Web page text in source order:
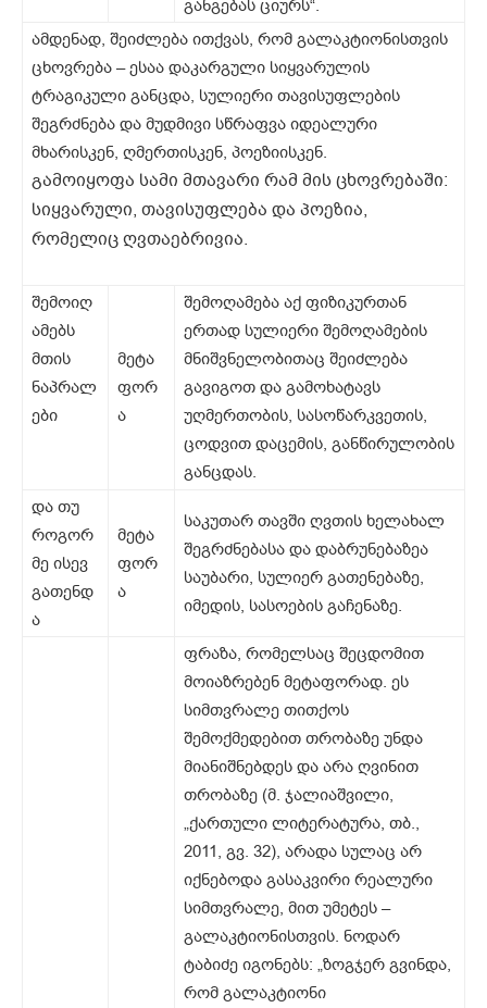
განგებას ციურს“.
ამდენად, შეიძლება ითქვას, რომ გალაკტიონისთვის
ცხოვრება – ესაა დაკარგული სიყვარულის
ტრაგიკული განცდა, სულიერი თავისუფლების
შეგრძნება და მუდმივი სწრაფვა იდეალური
მხარისკენ, ღმერთისკენ, პოეზიისკენ.
გამოიყოფა სამი მთავარი რამ მის ცხოვრებაში:
სიყვარული, თავისუფლება და პოეზია,
რომელიც ღვთაებრივია.
შემოიღ
ამებს
მთის
ნაპრალ
ები
მეტა
ფორ
ა
შემოღამება აქ ფიზიკურთან
ერთად სულიერი შემოღამების
მნიშვნელობითაც შეიძლება
გავიგოთ და გამოხატავს
უღმერთობის, სასოწარკვეთის,
ცოდვით დაცემის, განწირულობის
განცდას.
და თუ
როგორ
მე ისევ
გათენდ
ა
მეტა
ფორ
ა
საკუთარ თავში ღვთის ხელახალ
შეგრძნებასა და დაბრუნებაზეა
საუბარი, სულიერ გათენებაზე,
იმედის, სასოების გაჩენაზე.
ფრაზა, რომელსაც შეცდომით
მოიაზრებენ მეტაფორად. ეს
სიმთვრალე თითქოს
შემოქმედებით თრობაზე უნდა
მიანიშნებდეს და არა ღვინით
თრობაზე (მ. ჯალიაშვილი,
„ქართული ლიტერატურა, თბ.,
2011, გვ. 32), არადა სულაც არ
იქნებოდა გასაკვირი რეალური
სიმთვრალე, მით უმეტეს –
გალაკტიონისთვის. ნოდარ
ტაბიძე იგონებს: „ზოგჯერ გვინდა,
რომ გალაკტიონი